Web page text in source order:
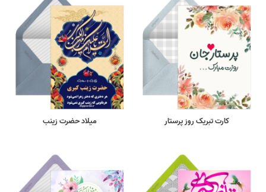
کارت تبریک روز پرستار میلاد حضرت زینب